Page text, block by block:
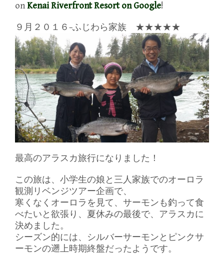
onKenai Riverfront Resort on Google!
９月２０１６−ふじわら家族 ★★★★★
最高のアラスカ旅行になりました！
この旅は、小学生の娘と三人家族でのオーロラ
観測リベンジツアー企画で、
寒くなくオーロラを見て、サーモンも釣って食
べたいと欲張り、夏休みの最後で、アラスカに
決めました。
シーズン的には、シルバーサーモンとピンクサ
ーモンの遡上時期終盤だったようです。